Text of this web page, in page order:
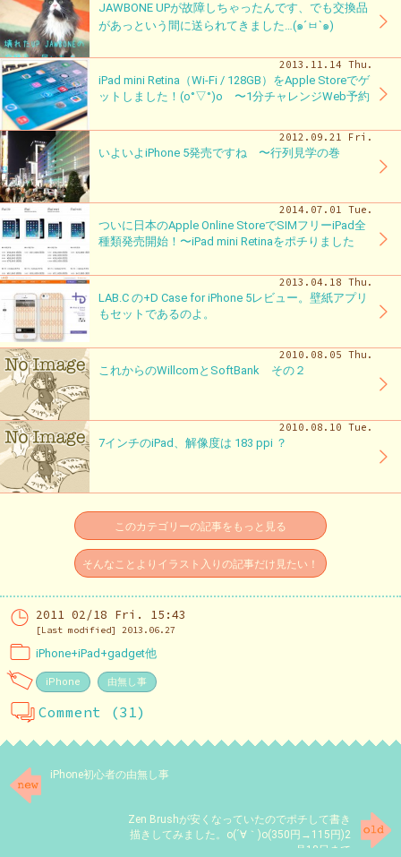
JAWBONE UPが故障しちゃったんです、でも交換品
があっという間に送られてきました…(๑´ㅂ`๑)
2013.11.14 Thu.
iPad mini Retina（Wi-Fi / 128GB）をApple Storeでゲ
ットしました！(o°▽°)o 〜1分チャレンジWeb予約
2012.09.21 Fri.
いよいよiPhone 5発売ですね 〜行列見学の巻
2014.07.01 Tue.
ついに日本のApple Online StoreでSIMフリーiPad全
種類発売開始！〜iPad mini Retinaをポチりました
2013.04.18 Thu.
LAB.C の+D Case for iPhone 5レビュー。壁紙アプリ
もセットであるのよ。
2010.08.05 Thu.
これからのWillcomとSoftBank その２
2010.08.10 Tue.
7インチのiPad、解像度は 183 ppi ？
このカテゴリーの記事をもっと見る
そんなことよりイラスト入りの記事だけ見たい！
2011 02/18 Fri. 15:43
[Last modified] 2013.06.27
iPhone+iPad+gadget他
iPhone 由無し事
Comment (31)
iPhone初心者の由無し事
Zen Brushが安くなっていたのでポチして書き
描きしてみました。o(´∀｀)o(350円→115円)2
月18日まで